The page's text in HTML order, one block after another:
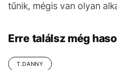
tűnik, mégis van olyan
Erre találsz még
T.DANNY